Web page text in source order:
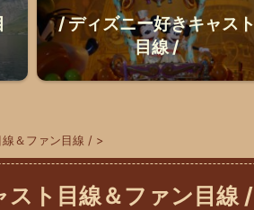
/ ディズニー好きキャスト
目線 /
＆ファン目線 / >
ト目線＆ファン目線 /